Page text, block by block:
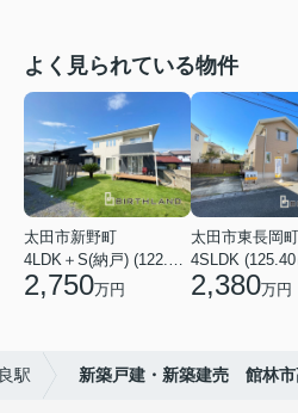
よく見られている物件
太田市新野町
4LDK＋S(納戸) (122.55㎡)
2,750万円
太田市東長岡町
4SLDK
2,380万円
駅 新築戸建・新築建売 館林